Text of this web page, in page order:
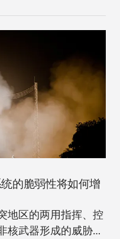
的脆弱性将如何增
地区的两用指挥、控
核武器形成的威胁越